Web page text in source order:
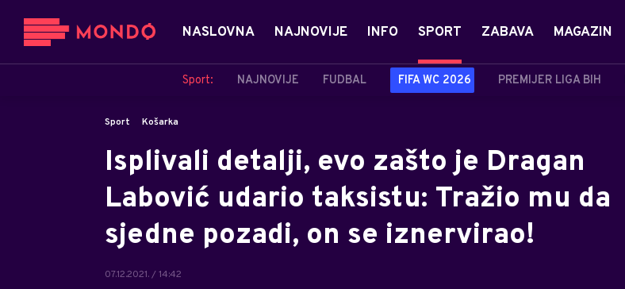
NASLOVNA NAJNOVIJE INFO SPORT
Sport: NAJNOVIJE FUDBAL FIFA WC 2026 PREMIJER LIGA BIH
ZABAVA MAGAZIN
Sport Košarka
Isplivali detalji, evo zašto je Dragan
Labović udario taksistu: Tražio mu da
sjedne pozadi, on se iznervirao!
07.12.2021. / 14:42